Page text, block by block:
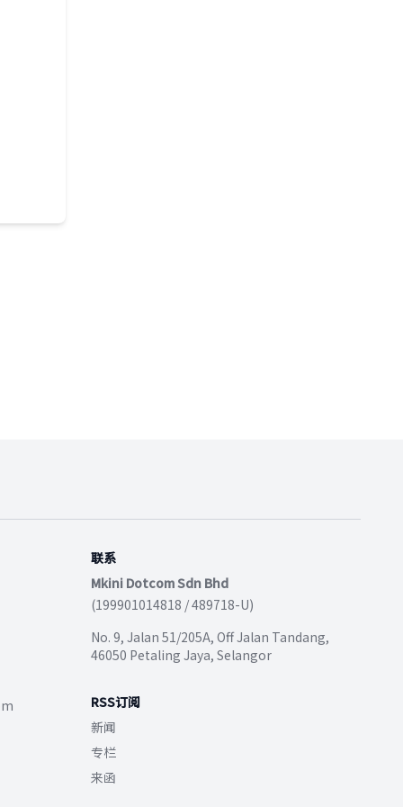
联系
Mkini Dotcom Sdn Bhd
(199901014818 / 489718-U)
No. 9, Jalan 51/205A, Off Jalan Tandang,
46050 Petaling Jaya, Selangor
RSS订阅
新闻
专栏
来函